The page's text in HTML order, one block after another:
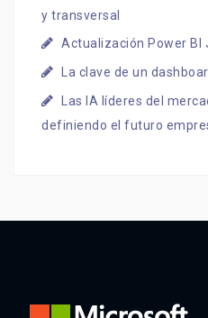
y transversal
Actualización Power BI
La clave de un
Las IA líderes del
definiendo el futuro